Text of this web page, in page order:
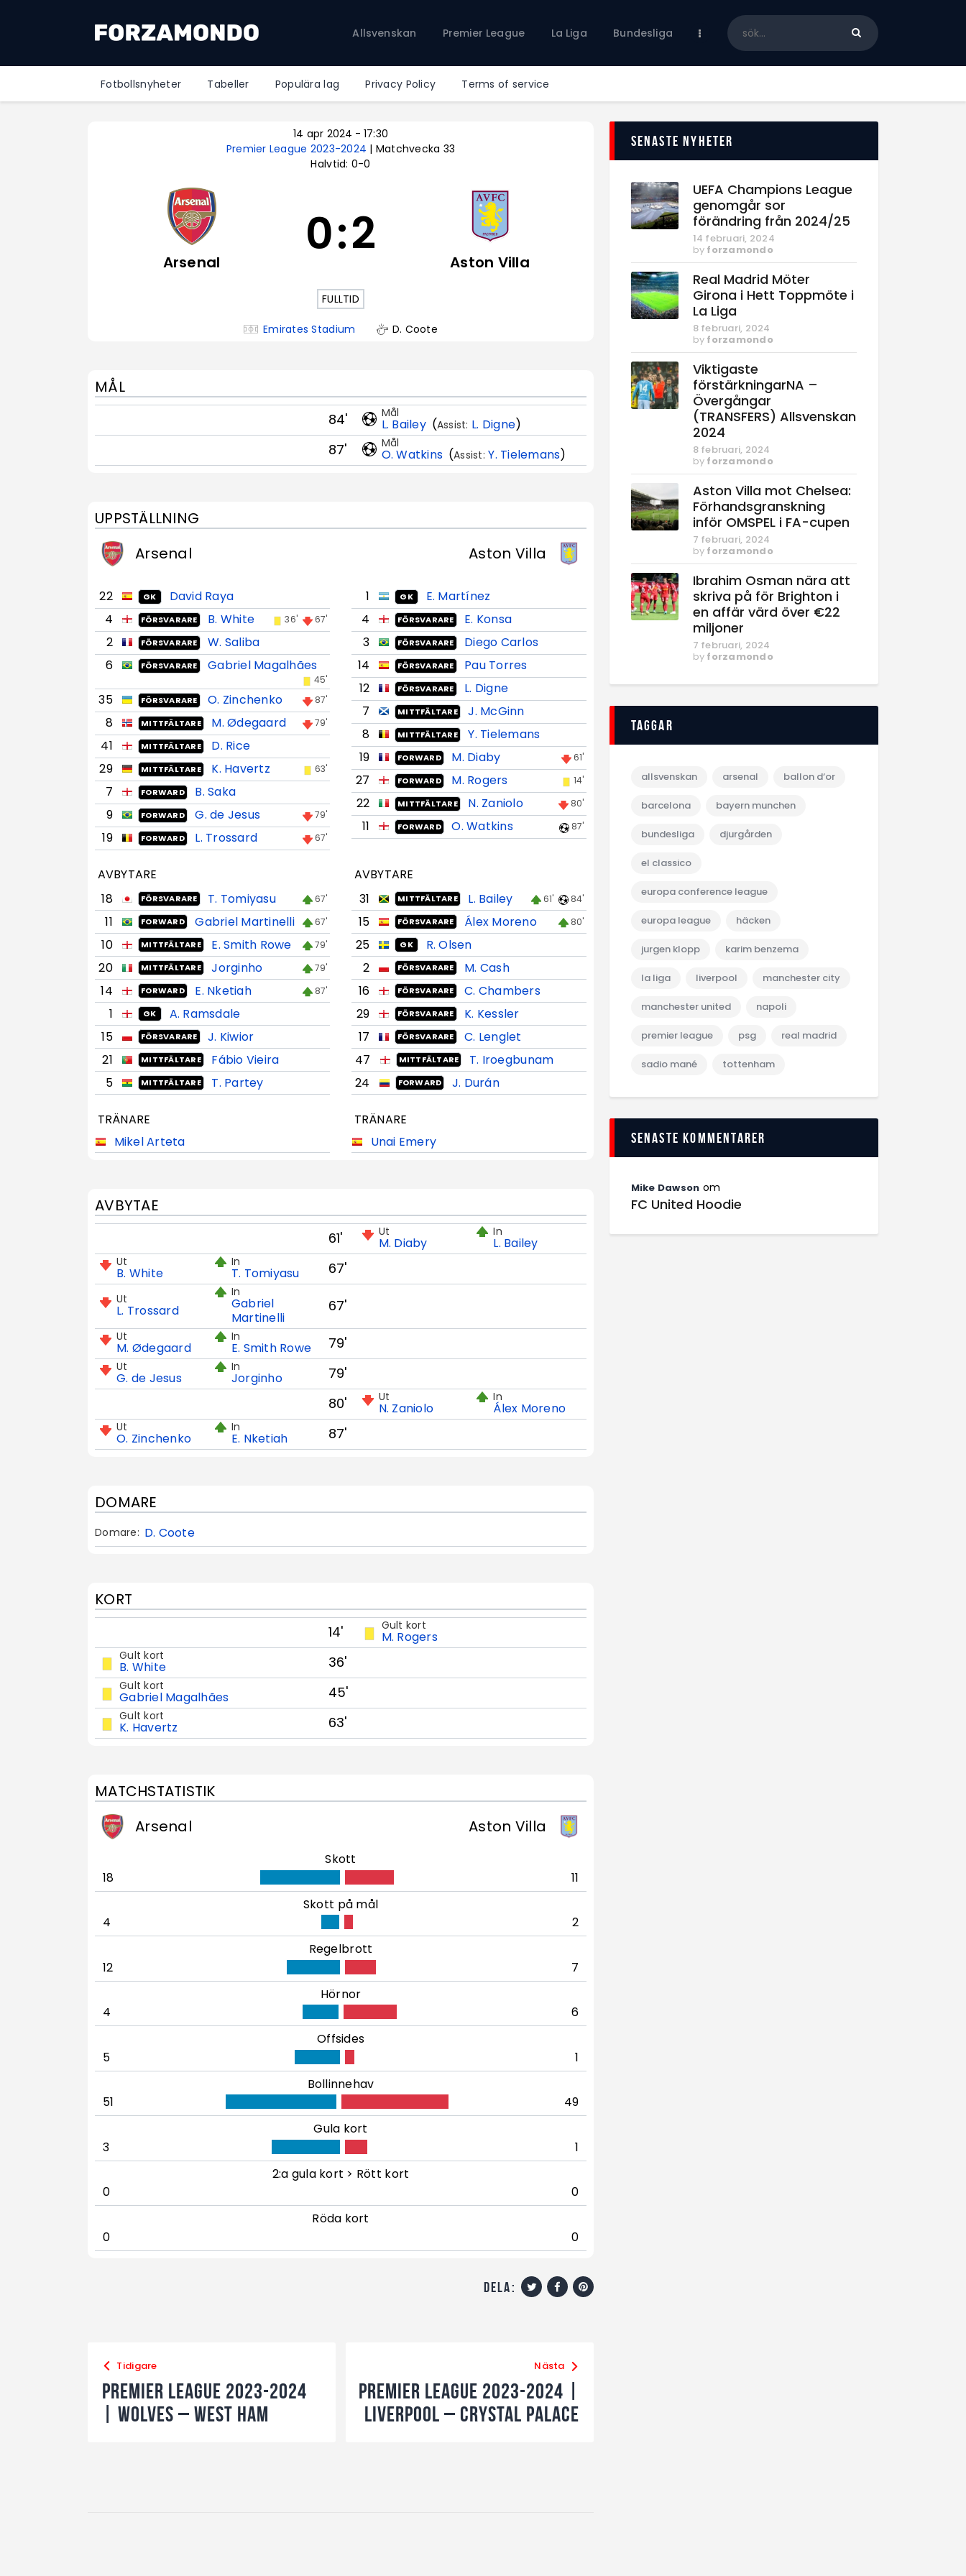
Allsvenskan Premier League La Liga Bundesliga
Fotbollsnyheter Tabeller Populära lag Privacy Policy Terms of service
Premier League
La Liga
Bundesliga
Ligue 1
14 apr 2024 - 17:30
Premier League 2023-2024 | Matchvecka 33
Halvtid: 0-0
Arsenal 0:2 Aston Villa
FULLTID
Emirates Stadium D. Coote
MÅL
84' Mål
L. Bailey (Assist: L. Digne)
87' Mål
O. Watkins (Assist: Y. Tielemans)
UPPSTÄLLNING
Arsenal
22 GK
David Raya
4
FÖRSVARARE B. White 36' 67'
2 FÖRSVARARE
W. Saliba
6
FÖRSVARARE Gabriel Magalhães
45'
35 FÖRSVARARE O. Zinchenko 87'
8 MITTFÄLTARE M. Ødegaard 79'
41 MITTFÄLTARE
D. Rice
29
MITTFÄLTARE K. Havertz 63'
7 FORWARD
B. Saka
9
FORWARD G. de Jesus 79'
19 FORWARD L. Trossard 67'
AVBYTARE
18
FÖRSVARARE T. Tomiyasu 67'
11 FORWARD Gabriel Martinelli 67'
10 MITTFÄLTARE E. Smith Rowe 79'
20 MITTFÄLTARE Jorginho 79'
14 FORWARD E. Nketiah 87'
1 GK
A. Ramsdale
15
FÖRSVARARE
J. Kiwior
21
MITTFÄLTARE
Fábio Vieira
5
MITTFÄLTARE T. Partey
TRÄNARE
Mikel Arteta
Aston Villa
1 GK
E. Martínez
4
FÖRSVARARE
E. Konsa
3
FÖRSVARARE
Diego Carlos
14
FÖRSVARARE
Pau Torres
12
FÖRSVARARE
L. Digne
7
MITTFÄLTARE
J. McGinn
8
MITTFÄLTARE
Y. Tielemans
19
FORWARD M. Diaby 61'
27 FORWARD M. Rogers 14'
22 MITTFÄLTARE N. Zaniolo 80'
11 FORWARD O. Watkins 87'
AVBYTARE
31
MITTFÄLTARE L. Bailey 61' 84'
15 FÖRSVARARE Álex Moreno 80'
25 GK
R. Olsen
2
FÖRSVARARE
M. Cash
16
FÖRSVARARE
C. Chambers
29
FÖRSVARARE
K. Kessler
17
FÖRSVARARE
C. Lenglet
47
MITTFÄLTARE
T. Iroegbunam
24
FORWARD J. Durán
TRÄNARE
Unai Emery
AVBYTAE
61' Ut
M. Diaby
In
L. Bailey
Ut
B. White
In
T. Tomiyasu 67'
Ut
L. Trossard
In
Gabriel
Martinelli
67'
Ut
M. Ødegaard
In
E. Smith Rowe 79'
Ut
G. de Jesus
In
Jorginho
79'
80'
Ut
N. Zaniolo
In
Álex Moreno
Ut
O. Zinchenko
In
E. Nketiah 87'
DOMARE
Domare: D. Coote
KORT
14' Gult kort
M. Rogers
Gult kort
B. White 36'
Gult kort
Gabriel Magalhães 45'
Gult kort
K. Havertz 63'
MATCHSTATISTIK
Arsenal
Aston Villa
Skott
18
11
Skott på mål
4
2
Regelbrott
12
7
Hörnor
4
6
Offsides
5
1
Bollinnehav
51
49
Gula kort
3
1
2:a gula kort > Rött kort
0
0
Röda kort
0
0
dela:
Tidigare
Premier League 2023-2024
| Wolves – West Ham
Nästa
Premier League 2023-2024 |
Liverpool – Crystal Palace
Senaste nyheter
UEFA Champions League
genomgår sor
förändring från 2024/25
14 februari, 2024
by forzamondo
Real Madrid Möter
Girona i Hett Toppmöte i
La Liga
8 februari, 2024
by forzamondo
Viktigaste
förstärkningarNA –
Övergångar
(TRANSFERS) Allsvenskan
2024
8 februari, 2024
by forzamondo
Aston Villa mot Chelsea:
Förhandsgranskning
inför OMSPEL i FA-cupen
7 februari, 2024
by forzamondo
Ibrahim Osman nära att
skriva på för Brighton i
en affär värd över €22
miljoner
7 februari, 2024
by forzamondo
Taggar
allsvenskan arsenal ballon d‘or
barcelona bayern munchen
bundesliga djurgården
el classico
europa conference league
europa league häcken
jurgen klopp karim benzema
la liga liverpool manchester city
manchester united napoli
premier league psg real madrid
sadio mané tottenham
Senaste kommentarer
Mike Dawson om
FC United Hoodie